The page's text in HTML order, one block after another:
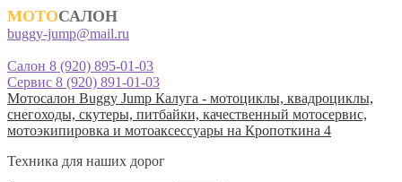
МОТОСАЛОН
buggy-jump@mail.ru
Салон 8 (920) 895-01-03
Сервис 8 (920) 891-01-03
Перейти
к
навигации
Перейти
к
содержимому
Мотосалон Buggy Jump Калуга - мотоциклы, квадроциклы,
снегоходы, скутеры, питбайки, качественный мотосервис,
мотоэкипировка и мотоаксессуары на Кропоткина 4
Техника для наших дорог